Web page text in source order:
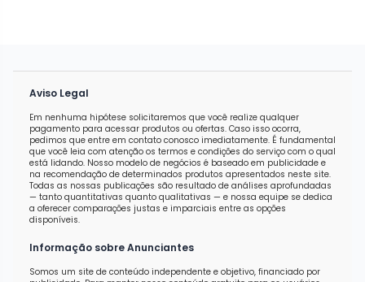
Aviso Legal
Em nenhuma hipótese solicitaremos que você realize qualquer
pagamento para acessar produtos ou ofertas. Caso isso ocorra,
pedimos que entre em contato conosco imediatamente. É fundamental
que você leia com atenção os termos e condições do serviço com o qual
está lidando. Nosso modelo de negócios é baseado em publicidade e
na recomendação de determinados produtos apresentados neste site.
Todas as nossas publicações são resultado de análises aprofundadas
— tanto quantitativas quanto qualitativas — e nossa equipe se dedica
a oferecer comparações justas e imparciais entre as opções
disponíveis.
Informação sobre Anunciantes
Somos um site de conteúdo independente e objetivo, financiado por